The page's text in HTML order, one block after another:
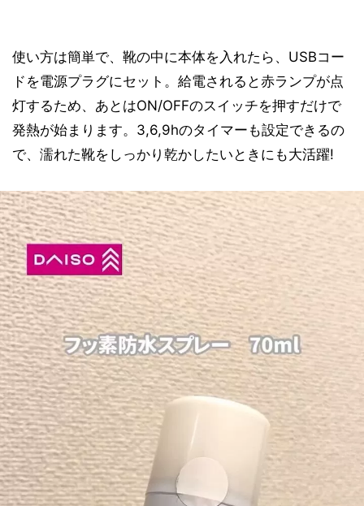
使い方は簡単で、靴の中に本体を入れたら、USBコー
ドを電源プラグにセット。給電されると赤ランプが点
灯するため、あとはON/OFFのスイッチを押すだけで
発熱が始まります。3,6,9hのタイマーも設定できるの
で、濡れた靴をしっかり乾かしたいときにも大活躍!